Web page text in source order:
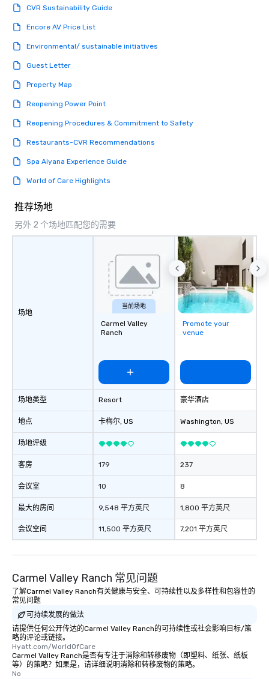
CVR Sustainability Guide
Encore AV Price List
Environmental/ sustainable initiatives
Guest Letter
Property Map
Reopening Power Point
Reopening Procedures & Commitment to Safety
Restaurants-CVR Recommendations
Spa Aiyana Experience Guide
World of Care Highlights
推荐场地
另外 2 个场地匹配您的需要
场地
场地类型
地点
场地评级
客房
会议室
最大的房间
会议空间
当前场地
Carmel Valley
Ranch
Resort
卡梅尔, US
179
10
9,548 平方英尺
11,500 平方英尺
Promote your
venue
豪华酒店
Washington, US
237
8
1,800 平方英尺
7,201 平方英尺
Carmel Valley Ranch 常见问题
了解Carmel Valley Ranch有关健康与安全、可持续性以及多样性和包容性的
常见问题
可持续发展的做法
请提供任何公开传达的Carmel Valley Ranch的可持续性或社会影响目标/策
略的评论或链接。
Hyatt.com/WorldOfCare
Carmel Valley Ranch是否有专注于消除和转移废物（即塑料、纸张、纸板
等）的策略？如果是，请详细说明消除和转移废物的策略。
No